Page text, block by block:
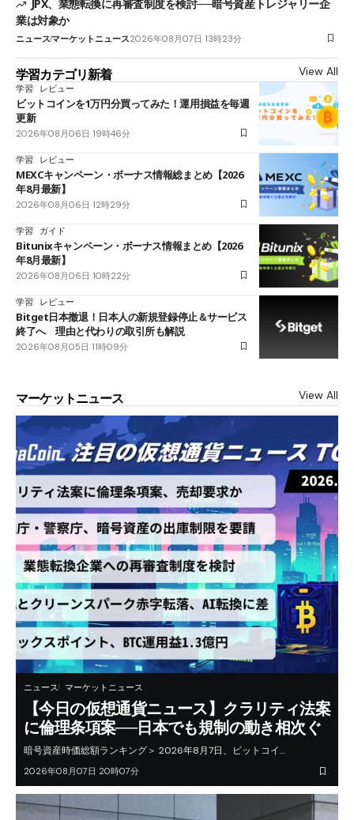
JPX、業態転換に再審査制度を検討──暗号資産トレジャリー企
業は対象か
ニュースマーケットニュース2026年08月07日 13時23分
学習カテゴリ新着 View All
学習 レビュー
ビットコインを1万円分買ってみた！運用損益を毎週
更新
2026年08月06日 19時46分
学習 レビュー
MEXCキャンペーン・ボーナス情報総まとめ【2026
年8月最新】
2026年08月06日 12時29分
学習 ガイド
Bitunixキャンペーン・ボーナス情報まとめ【2026
年8月最新】
2026年08月06日 10時22分
学習 レビュー
Bitget日本撤退！日本人の新規登録停止＆サービス
終了へ 理由と代わりの取引所も解説
2026年08月05日 11時09分
マーケットニュース View All
ニュース マーケットニュース
【今日の仮想通貨ニュース】クラリティ法案
に倫理条項案──日本でも規制の動き相次ぐ
暗号資産時価総額ランキング＞ 2026年8月7日、ビットコイ…
2026年08月07日 20時07分